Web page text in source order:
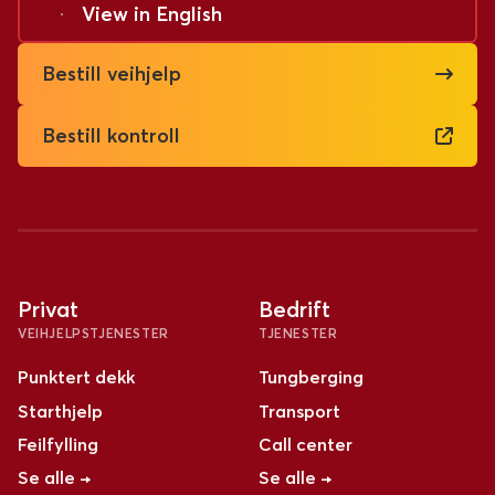
View in English
Bestill veihjelp
Bestill kontroll
Privat
VEIHJELPSTJENESTER
Punktert dekk
Starthjelp
Feilfylling
Se alle →
Bedrift
TJENESTER
Tungberging
Transport
Call center
Se alle →